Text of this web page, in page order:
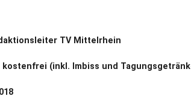
TV Mittelrhein
(inkl. Imbiss und